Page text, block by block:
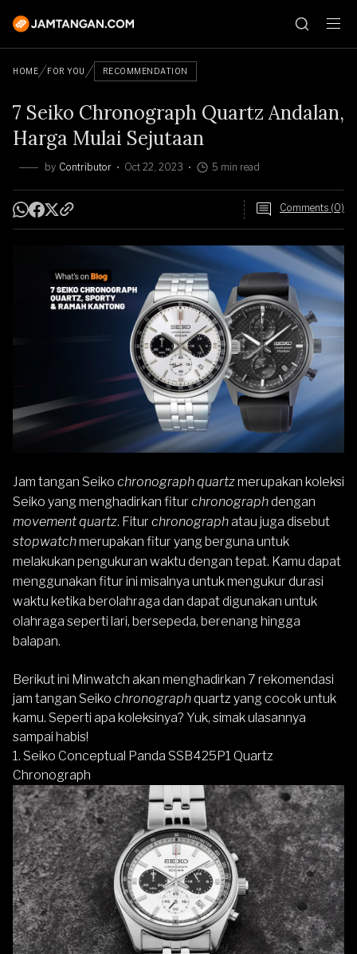
HOME FOR YOU RECOMMENDATION
7 Seiko Chronograph Quartz Andalan,
Harga Mulai Sejutaan
by Contributor Oct 22, 2023 5 min read
Comments (0)
Jam tangan Seiko chronograph quartzmerupakan koleksi
Seiko yang menghadirkan fitur chronographdengan
movement quartz. Fitur chronographatau juga disebut
stopwatchmerupakan fitur yang berguna untuk
melakukan pengukuran waktu dengan tepat. Kamu dapat
menggunakan fitur ini misalnya untuk mengukur durasi
waktu ketika berolahraga dan dapat digunakan untuk
olahraga seperti lari, bersepeda, berenang hingga
balapan.
Berikut ini Minwatch akan menghadirkan 7 rekomendasi
jam tangan Seiko chronographquartz yang cocok untuk
kamu. Seperti apa koleksinya? Yuk, simak ulasannya
sampai habis!
1. Seiko Conceptual Panda SSB425P1 Quartz
Chronograph